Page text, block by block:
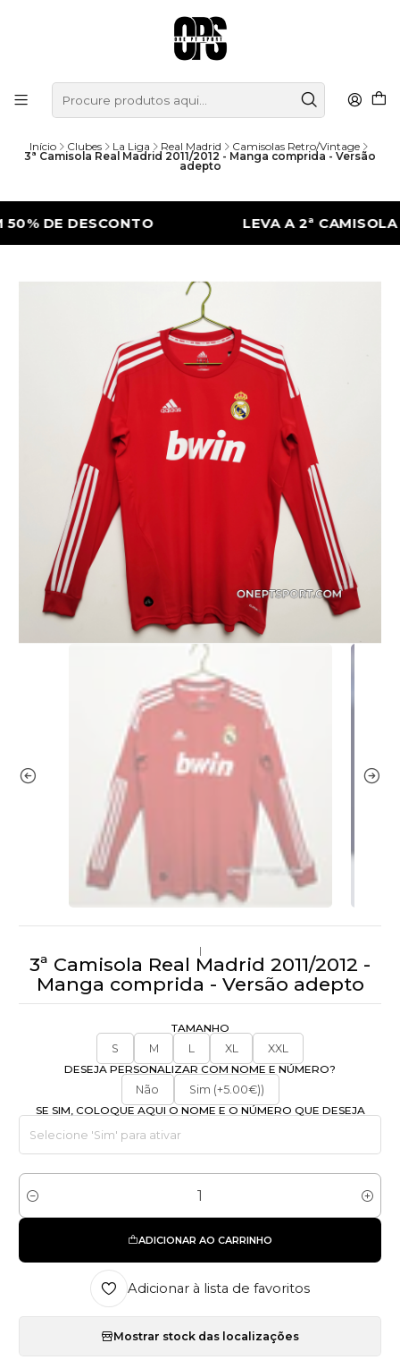
Início Clubes La Liga Real Madrid Camisolas Retro/Vintage
3ª Camisola Real Madrid 2011/2012 - Manga comprida - Versão
adepto
DESCONTO LEVA A 2ª CAMISOLA COM
|
3ª Camisola Real Madrid 2011/2012 -
Manga comprida - Versão adepto
TAMANHO
S
M L XL
XXL
DESEJA PERSONALIZAR COM NOME E NÚMERO?
Não
Sim (+5.00€))
SE SIM, COLOQUE AQUI O NOME E O NÚMERO QUE DESEJA
Quantidade
ADICIONAR AO CARRINHO
Adicionar à lista de favoritos
Mostrar stock das localizações